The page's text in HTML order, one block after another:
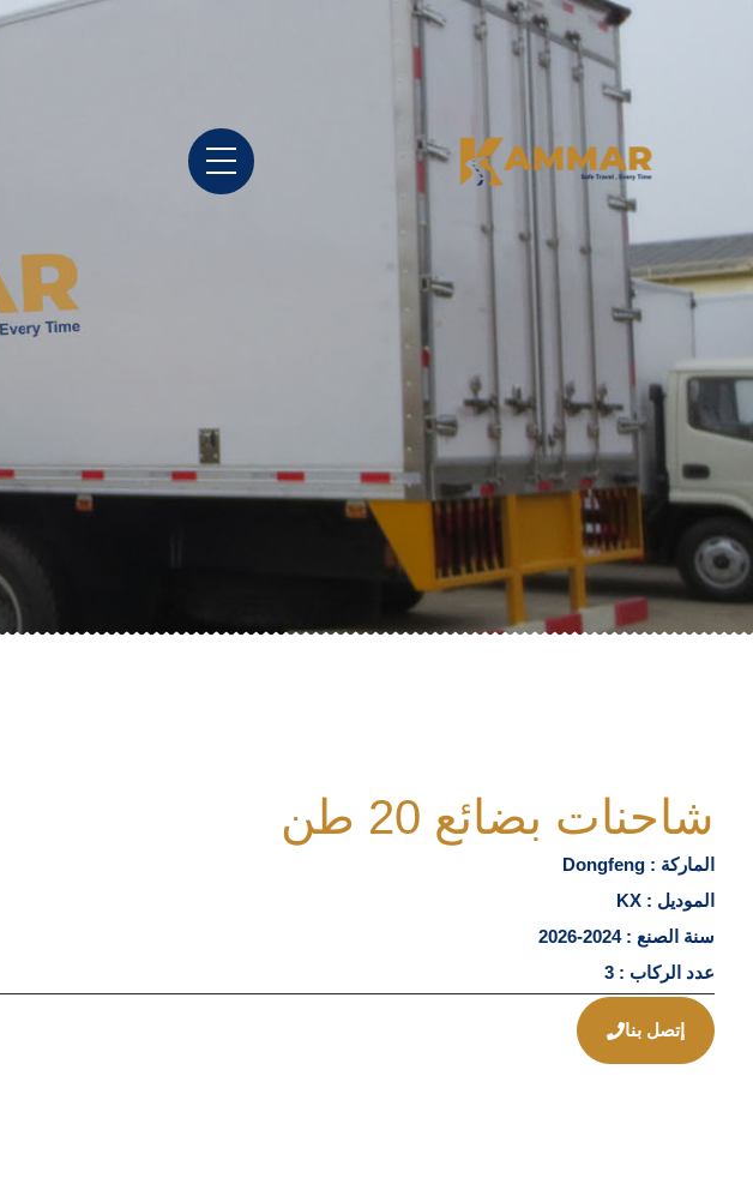
شاحنات بضائع 20 طن
الماركة : Dongfeng
الموديل : KX
سنة الصنع : 2024-2026
عدد الركاب : 3
إتصل بنا